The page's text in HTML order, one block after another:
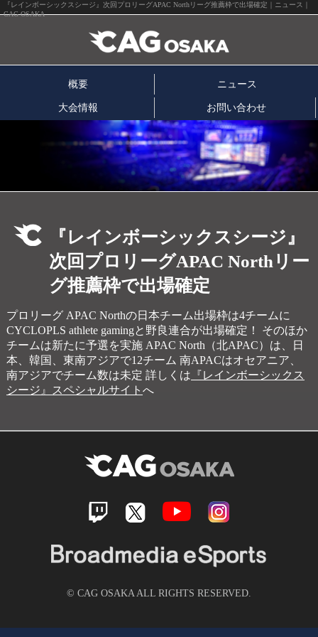
『レインボーシックスシージ』次回プロリーグAPAC Northリーグ推薦枠で出場確定｜ニュース｜
CAG OSAKA
概要 ニュース
大会情報 お問い合わせ
『レインボーシックスシージ』
次回プロリーグAPAC Northリー
グ推薦枠で出場確定
プロリーグ APAC Northの日本チーム出場枠は4チームに
CYCLOPLS athlete gamingと野良連合が出場確定！ そのほか
チームは新たに予選を実施 APAC North（北APAC）は、日
本、韓国、東南アジアで12チーム 南APACはオセアニア、
南アジアでチーム数は未定 詳しくは 『レインボーシックス
シージ』スペシャルサイト へ
© CAG OSAKA ALL RIGHTS RESERVED.